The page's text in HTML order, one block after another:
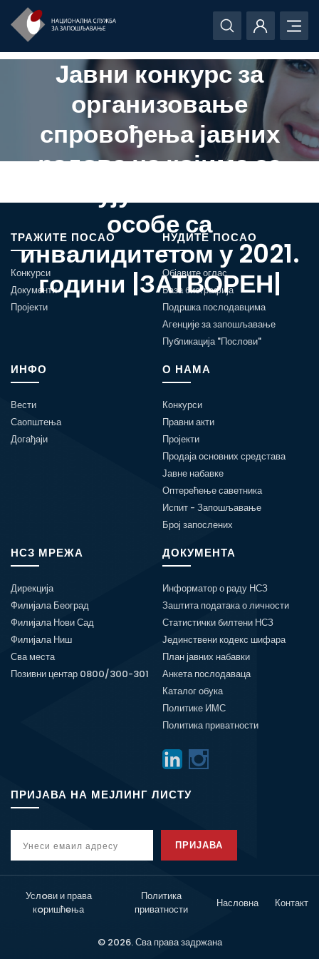
Јавни конкурс за
организовање
спровођења јавних
радова на којима се
ангажују незапослене
особе са
инвалидитетом у 2021.
години |ЗАТВОРЕН|
ТРАЖИТЕ ПОСАО
Конкурси
Документи
Пројекти
НУДИТЕ ПОСАО
Објавите оглас
База биографија
Подршка послодавцима
Агенције за запошљавање
Публикација "Послови"
ИНФО
Вести
Саопштења
Догађаји
О НАМА
Конкурси
Правни акти
Пројекти
Продаја основних средстава
Јавне набавке
Оптерећење саветника
Испит - Запошљавање
Број запослених
НСЗ МРЕЖА
Дирекција
Филијала Београд
Филијала Нови Сад
Филијала Ниш
Сва места
Позивни центар 0800/300-301
ДОКУМЕНТА
Информатор о раду НСЗ
Заштита података о личности
Статистички билтени НСЗ
Јединствени кодекс шифара
План јавних набавки
Анкета послодаваца
Каталог обука
Политике ИМС
Политика приватности
ПРИЈАВА НА МЕЈЛИНГ ЛИСТУ
ПРИЈАВА
Услoви и права
кoришћeња
Политика
приватности
Насловна Контакт
© 2026. Сва права задржана